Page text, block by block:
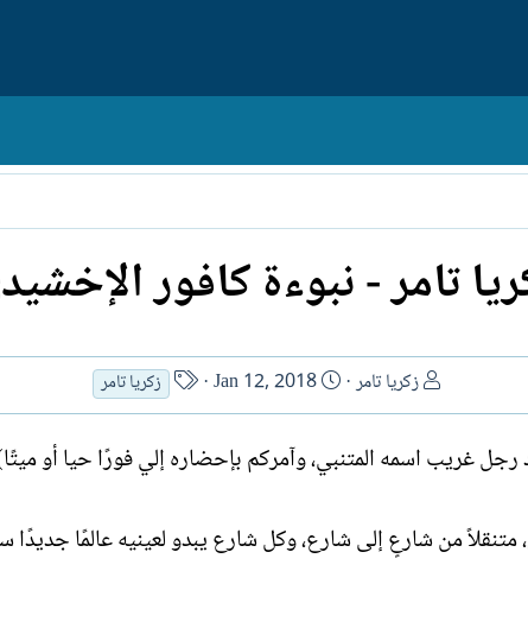
تامر - نبوءة كافور
ا
ل
ا
ب
زكريا تامر
ت
ا
ي
ل
Jan 12, 2018
ا
س
ك
زكريا تامر
رجل غريب اسمه المتنبي، وآمركم بإحضاره إلي فورًا حيا أو
من شارعٍ إلى شارع، وكل شارع يبدو لعينيه عالمًا جديدًا